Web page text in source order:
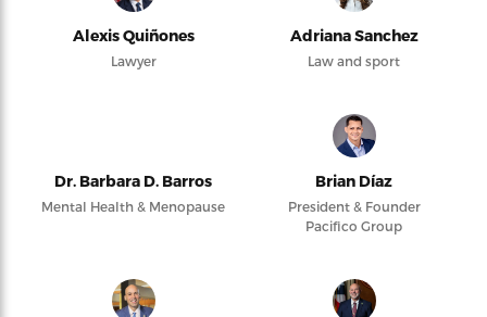
Alexis Quiñones
Lawyer
Adriana Sanchez
Law and sport
Dr. Barbara D. Barros
Mental Health & Menopause
Brian Díaz
President & Founder
Pacifico Group